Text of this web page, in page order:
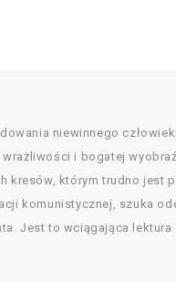
niewinnego
i bogatej
którym trudno jest
komunistycznej, szuka
Jest to wciągająca